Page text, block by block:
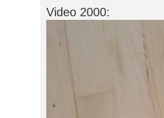
Video 2000: